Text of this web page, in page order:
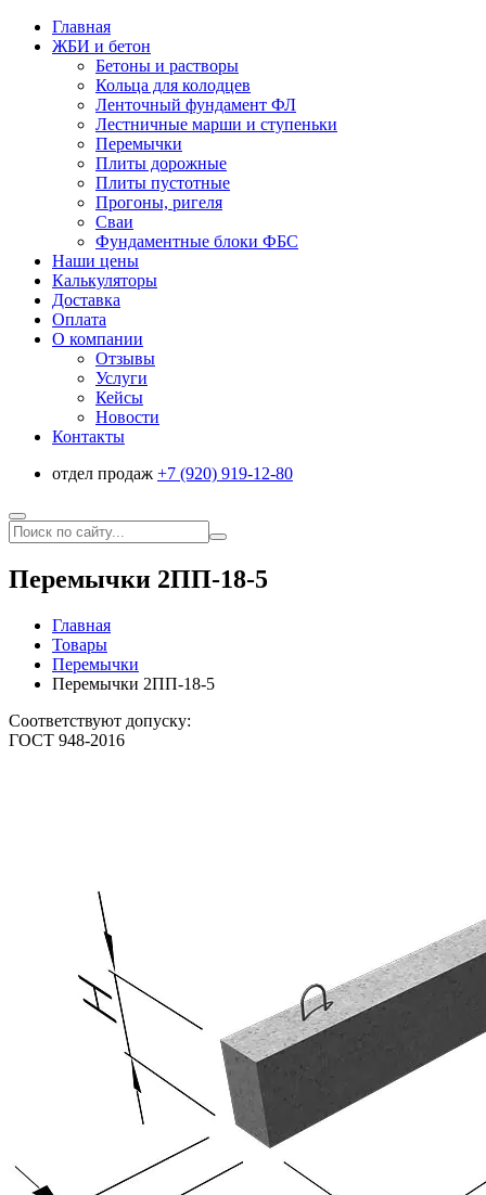
Главная
ЖБИ и бетон
Бетоны и растворы
Кольца для колодцев
Ленточный фундамент ФЛ
Лестничные марши и ступеньки
Перемычки
Плиты дорожные
Плиты пустотные
Прогоны, ригеля
Сваи
Фундаментные блоки ФБС
Наши цены
Калькуляторы
Доставка
Оплата
О компании
Отзывы
Услуги
Кейсы
Новости
Контакты
отдел продаж +7 (920) 919-12-80
Перемычки 2ПП-18-5
Главная
Товары
Перемычки
Перемычки 2ПП-18-5
Соответствуют допуску:
ГОСТ 948-2016